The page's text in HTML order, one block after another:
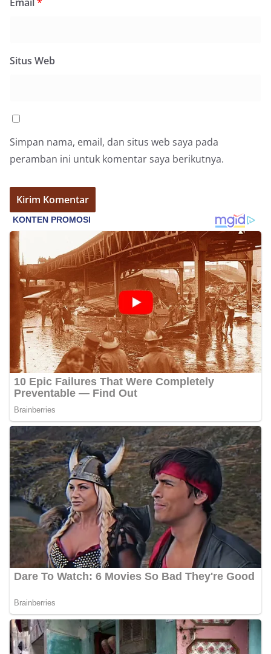
Situs Web
Simpan nama, email, dan situs web saya pada
peramban ini untuk komentar saya berikutnya.